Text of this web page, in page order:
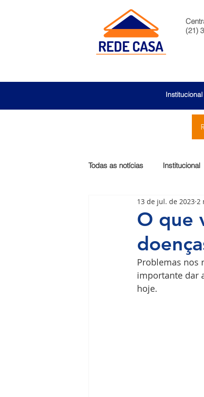
(21)
Institucional
Todas as notícias Institucional
São Bernardo Egas
Ilha do Governador
O que
13 de jul. de 2023 2
Problemas nos
importante dar
hoje.